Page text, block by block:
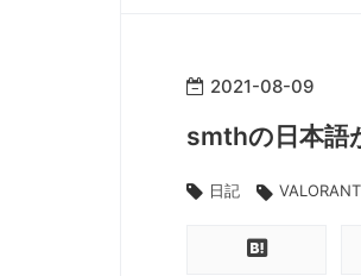
2021-08-09
smthの日本語
日記 VALORANT